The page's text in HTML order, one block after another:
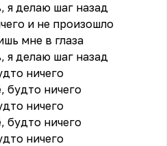
я делаю шаг назад
и не произошло
мне в глаза
я делаю шаг назад
ничего
будто ничего
ничего
будто ничего
ничего